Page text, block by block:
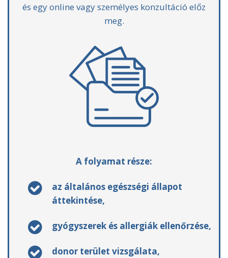
és egy online vagy személyes konzultáció előz
meg.
A folyamat része:
az általános egészségi állapot
áttekintése,
gyógyszerek és allergiák ellenőrzése,
donor terület vizsgálata,